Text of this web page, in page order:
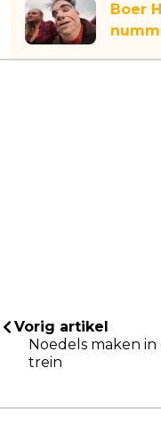
Boer
Vorig artikel
Noedels maken in
trein